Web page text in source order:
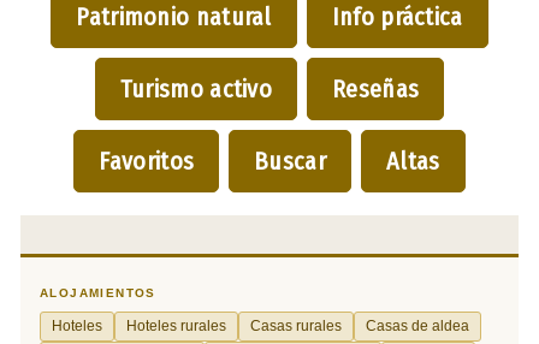
Patrimonio natural Info práctica
Turismo activo Reseñas
Favoritos Buscar Altas